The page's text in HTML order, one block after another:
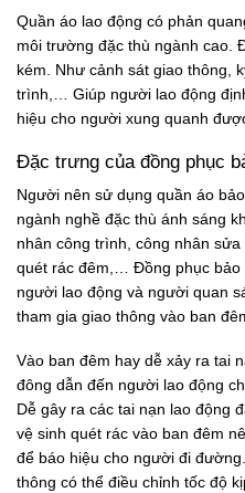
Quần áo lao động có phản
môi trường đặc thù ngành cao.
kém. Như cảnh sát giao thông,
trình,… Giúp người lao động
hiệu cho người xung quanh
Đặc trưng của đồng phục
Người nên sử dụng quần áo
ngành nghề đặc thù ánh sáng
nhân công trình, công nhân
quét rác đêm,… Đồng phục bảo
người lao động và người quan
tham gia giao thông vào ban
Vào ban đêm hay dễ xảy ra tai
đông dẫn đến người lao động
Dễ gây ra các tai nạn lao động
vệ sinh quét rác vào ban đêm
để báo hiệu cho người đi
thông có thể điều chỉnh tốc độ